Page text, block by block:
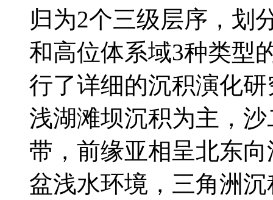
归为2个三级层序，划
和高位体系域3种类型
行了详细的沉积演化
浅湖滩坝沉积为主，
带，前缘亚相呈北东
盆浅水环境，三角洲